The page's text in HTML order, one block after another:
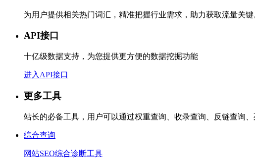
为用户提供相关热门词汇，精准把握行业需求，助力获取流量关键
API接口
十亿级数据支持，为您提供更方便的数据挖掘功能
进入API接口
更多工具
站长的必备工具，用户可以通过权重查询、收录查询、反链查询
综合查询
网站SEO综合诊断工具